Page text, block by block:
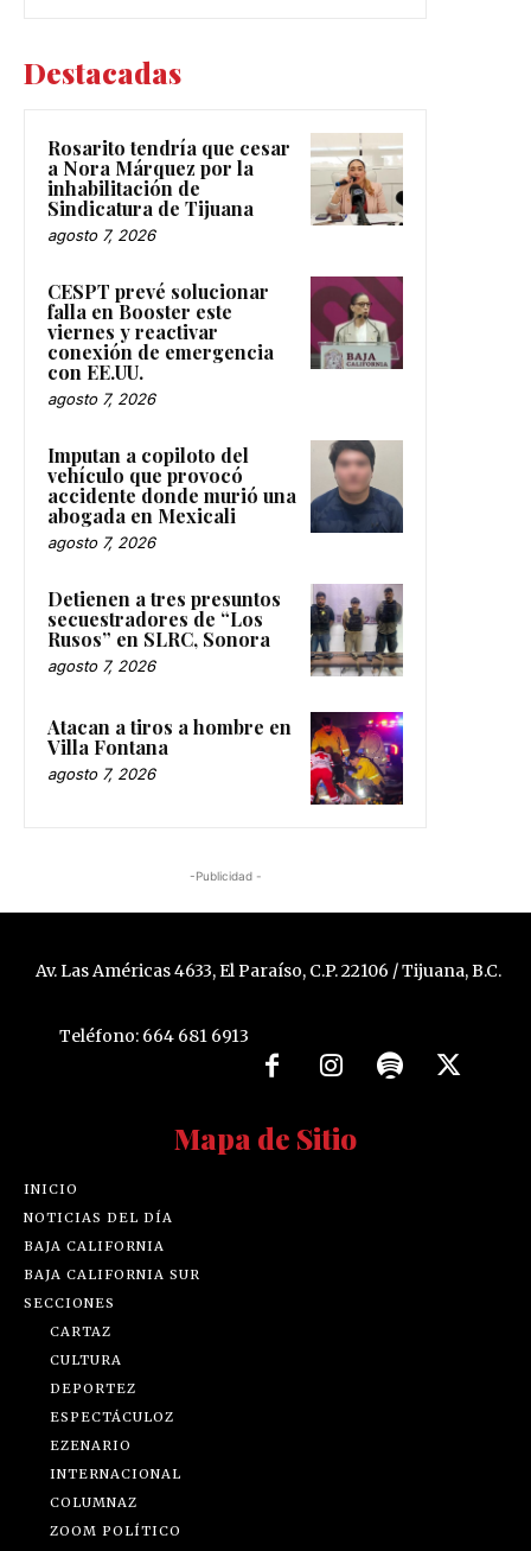
Destacadas
Rosarito tendría que cesar
a Nora Márquez por la
inhabilitación de
Sindicatura de Tijuana
agosto 7, 2026
CESPT prevé solucionar
falla en Booster este
viernes y reactivar
conexión de emergencia
con EE.UU.
agosto 7, 2026
Imputan a copiloto del
vehículo que provocó
accidente donde murió una
abogada en Mexicali
agosto 7, 2026
Detienen a tres presuntos
secuestradores de “Los
Rusos” en SLRC, Sonora
agosto 7, 2026
Atacan a tiros a hombre en
Villa Fontana
agosto 7, 2026
-Publicidad -
Av. Las Américas 4633, El Paraíso, C.P. 22106 / Tijuana, B.C.
Teléfono: 664 681 6913
Mapa de Sitio
INICIO
NOTICIAS DEL DÍA
BAJA CALIFORNIA
BAJA CALIFORNIA SUR
SECCIONES
CARTAZ
CULTURA
DEPORTEZ
ESPECTÁCULOZ
EZENARIO
INTERNACIONAL
COLUMNAZ
ZOOM POLÍTICO